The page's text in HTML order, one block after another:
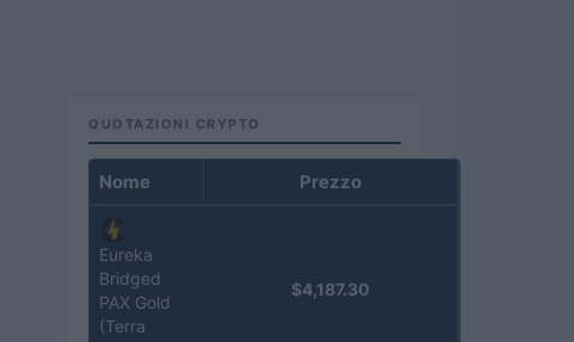
QUOTAZIONI CRYPTO
Nome Prezzo
Eureka
Bridged
PAX Gold
(Terra
$4,187.30